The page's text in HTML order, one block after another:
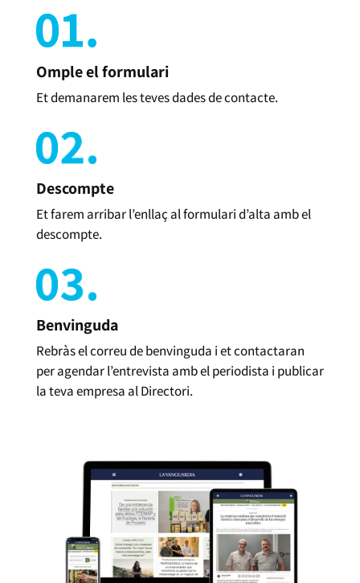
Omple el formulari
Et demanarem les teves dades de contacte.
Descompte
Et farem arribar l’enllaç al formulari d’alta amb el
descompte.
Benvinguda
Rebràs el correu de benvinguda i et contactaran
per agendar l’entrevista amb el periodista i publicar
la teva empresa al Directori.